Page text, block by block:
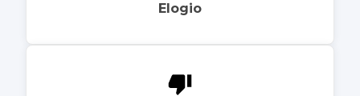
Elogio